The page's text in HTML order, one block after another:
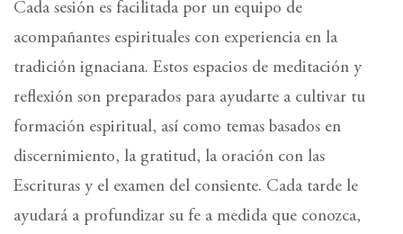
Cada sesión es facilitada por un equipo de
acompañantes espirituales con experiencia en la
tradición ignaciana. Estos espacios de meditación y
reflexión son preparados para ayudarte a cultivar tu
formación espiritual, así como temas basados en
discernimiento, la gratitud, la oración con las
Escrituras y el examen del consiente. Cada tarde le
ayudará a profundizar su fe a medida que conozca,